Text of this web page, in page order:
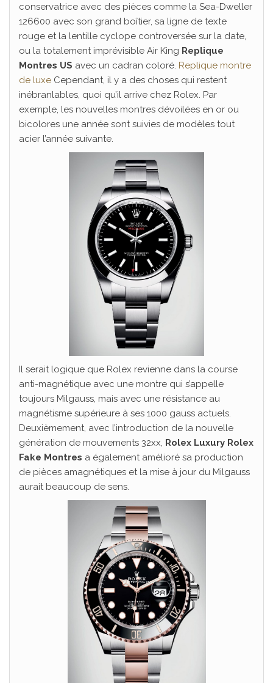
conservatrice avec des pièces comme la Sea-Dweller
126600 avec son grand boîtier, sa ligne de texte
rouge et la lentille cyclope controversée sur la date,
ou la totalement imprévisible Air King Replique
Montres US avec un cadran coloré. Replique montre
de luxe Cependant, il y a des choses qui restent
inébranlables, quoi qu’il arrive chez Rolex. Par
exemple, les nouvelles montres dévoilées en or ou
bicolores une année sont suivies de modèles tout
acier l’année suivante.
Il serait logique que Rolex revienne dans la course
anti-magnétique avec une montre qui s’appelle
toujours Milgauss, mais avec une résistance au
magnétisme supérieure à ses 1000 gauss actuels.
Deuxièmement, avec l’introduction de la nouvelle
génération de mouvements 32xx, Rolex Luxury Rolex
Fake Montres a également amélioré sa production
de pièces amagnétiques et la mise à jour du Milgauss
aurait beaucoup de sens.